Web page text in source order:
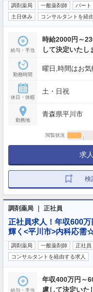
調剤薬局 一般薬剤師 パート
土日休み
コンサルタントを経
給与・手当
時給2000円～
して決定いたし
勤務時間
曜日,時間はお
休日・休暇
土・日祝
勤務地
青森県平川市
閲覧状況
求
検
調剤薬局 ｜ 正社員
正社員求人！年収600
輝く<平川市>内科応
調剤薬局 一般薬剤師 正社員
コンサルタントを経由する求人
給与・手当
年収400万円～
慮して決定いた